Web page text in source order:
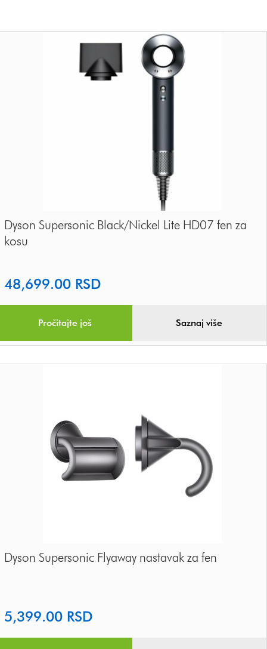
Dyson Supersonic Black/Nickel Lite HD07 fen za
kosu
48,699.00 RSD
Pročitajte još Saznaj više
Dyson Supersonic Flyaway nastavak za fen
5,399.00 RSD